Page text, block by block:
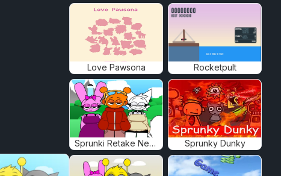
Love Pawsona Rocketpult
Sprunki Retake New Human Sprunky Dunky